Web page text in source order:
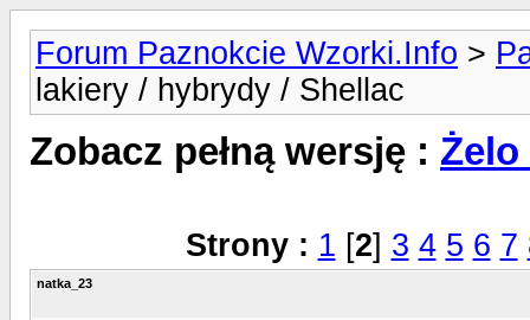
Forum Paznokcie Wzorki.Info >
lakiery / hybrydy / Shellac
Zobacz pełną wersję :
Strony : 1 [2] 3 4 5 6 7
natka_23